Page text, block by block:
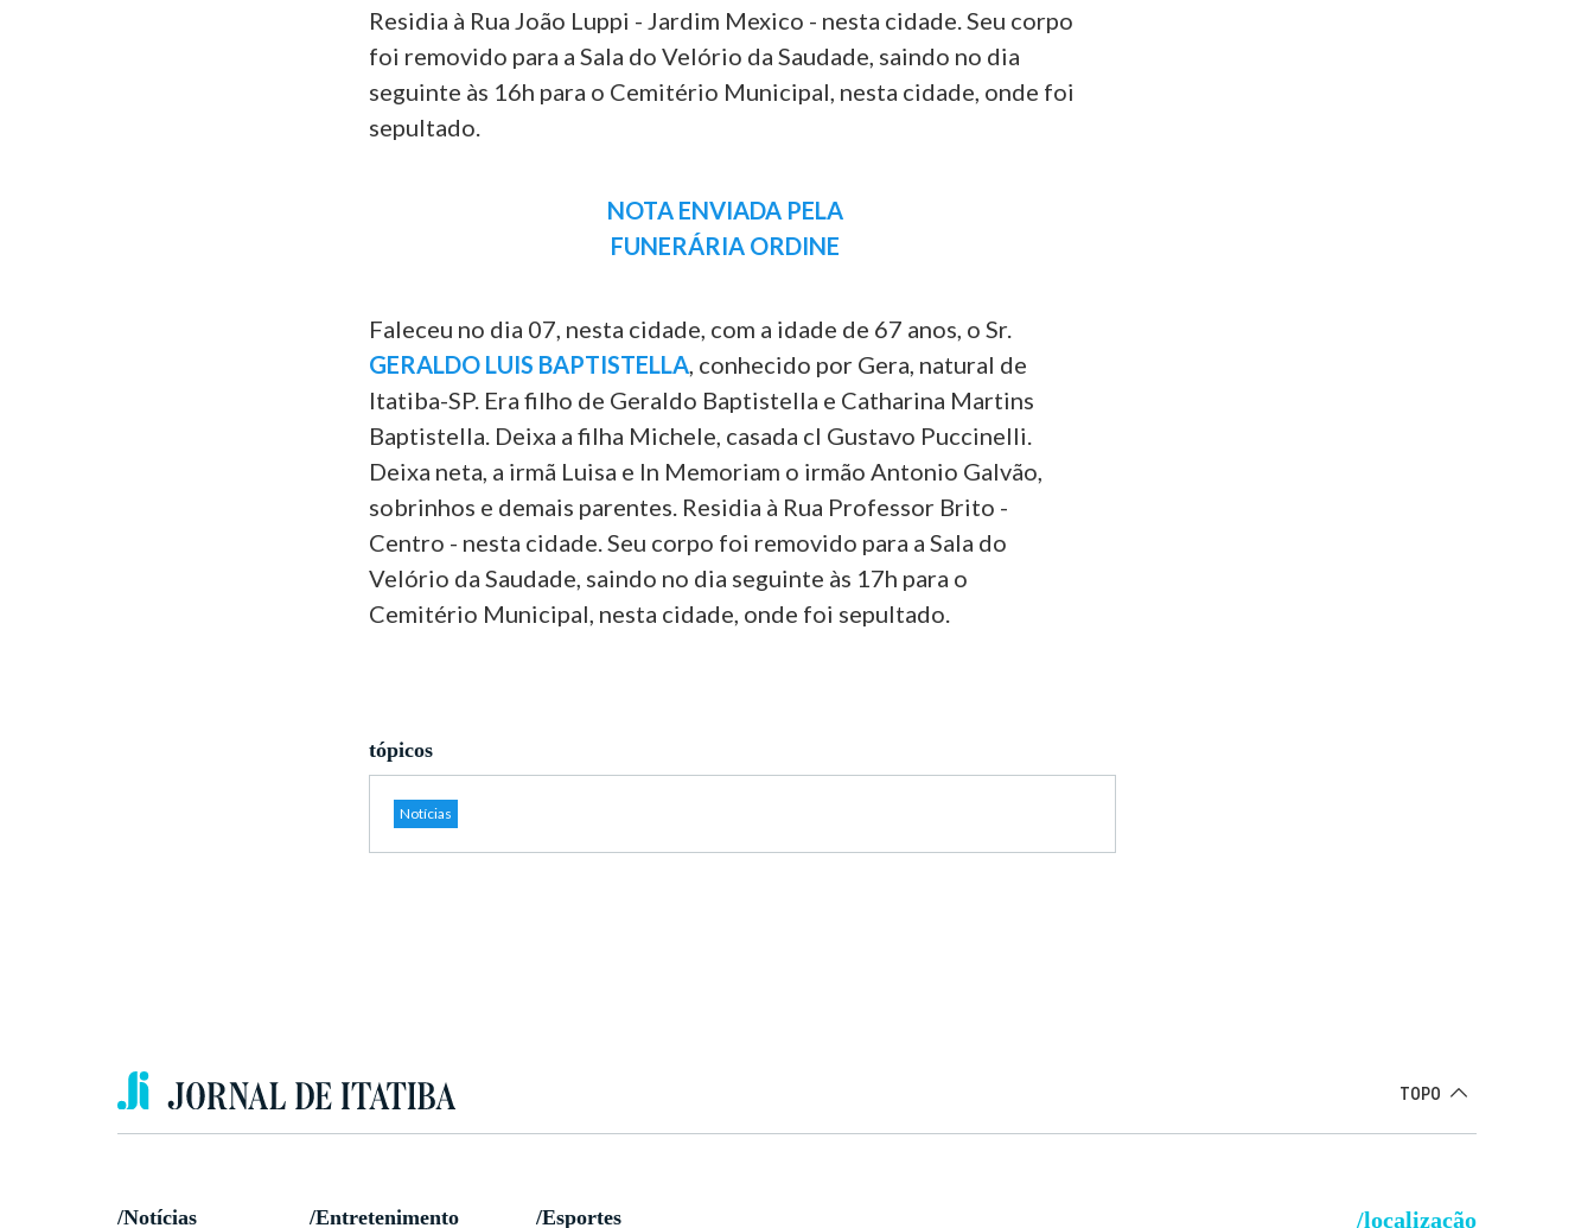
Residia à Rua João Luppi - Jardim Mexico - nesta cidade. Seu corpo
foi removido para a Sala do Velório da Saudade, saindo no dia
seguinte às 16h para o Cemitério Municipal, nesta cidade, onde foi
sepultado.
NOTA ENVIADA PELA
FUNERÁRIA ORDINE
Faleceu no dia 07, nesta cidade, com a idade de 67 anos, o Sr.
GERALDO LUIS BAPTISTELLA, conhecido por Gera, natural de
Itatiba-SP. Era filho de Geraldo Baptistella e Catharina Martins
Baptistella. Deixa a filha Michele, casada cl Gustavo Puccinelli.
Deixa neta, a irmã Luisa e In Memoriam o irmão Antonio Galvão,
sobrinhos e demais parentes. Residia à Rua Professor Brito -
Centro - nesta cidade. Seu corpo foi removido para a Sala do
Velório da Saudade, saindo no dia seguinte às 17h para o
Cemitério Municipal, nesta cidade, onde foi sepultado.
tópicos
Notícias
TOPO
/Notícias /Entretenimento /Esportes /localização